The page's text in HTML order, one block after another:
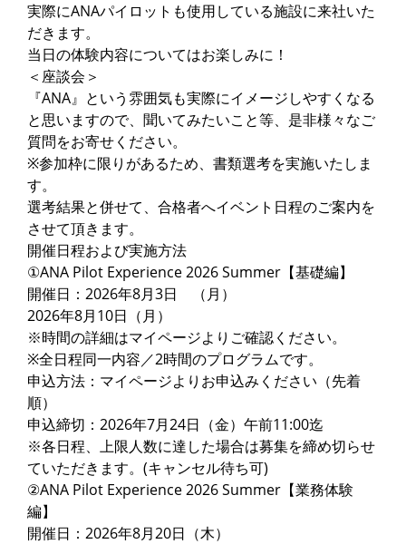
実際にANAパイロットも使用している施設に来社いた
だきます。
当日の体験内容についてはお楽しみに！
＜座談会＞
『ANA』という雰囲気も実際にイメージしやすくなる
と思いますので、聞いてみたいこと等、是非様々なご
質問をお寄せください。
※参加枠に限りがあるため、書類選考を実施いたしま
す。
選考結果と併せて、合格者へイベント日程のご案内を
させて頂きます。
開催日程および実施方法
①ANA Pilot Experience 2026 Summer【基礎編】
開催日：2026年8月3日 （月）
2026年8月10日（月）
※時間の詳細はマイページよりご確認ください。
※全日程同一内容／2時間のプログラムです。
申込方法：マイページよりお申込みください（先着
順）
申込締切：2026年7月24日（金）午前11:00迄
※各日程、上限人数に達した場合は募集を締め切らせ
ていただきます。(キャンセル待ち可)
②ANA Pilot Experience 2026 Summer【業務体験
編】
開催日：2026年8月20日（木）